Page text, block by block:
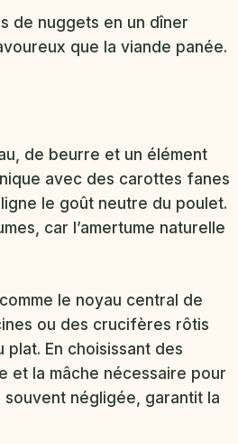
de nuggets en un dîner
que la viande panée.
de beurre et un élément
avec des carottes fanes
le goût neutre du poulet.
car l’amertume naturelle
le noyau central de
ou des crucifères rôtis
En choisissant des
et la mâche nécessaire pour
négligée, garantit la